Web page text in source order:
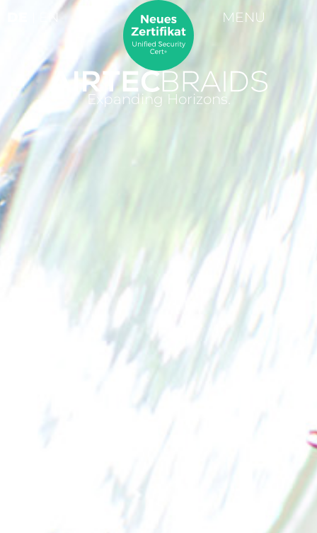
MENU
Expanding Horizons.